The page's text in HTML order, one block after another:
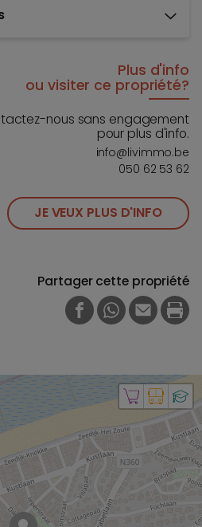
Plus d'info
ou visiter ce propriété?
nous sans engagement
pour plus d'info.
info@livimmo.be
050 62 53 62
JE VEUX PLUS D'INFO
Partager cette propriété
FACEBOOK
WHATSAPP
E-MAIL